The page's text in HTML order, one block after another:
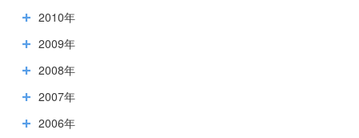
2010年
2009年
2008年
2007年
2006年